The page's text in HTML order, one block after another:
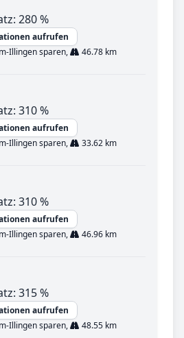
280 %
aufrufen
Illingen sparen,
46.78 km
310 %
aufrufen
Illingen sparen,
33.62 km
310 %
aufrufen
Illingen sparen,
46.96 km
315 %
aufrufen
Illingen sparen,
48.55 km